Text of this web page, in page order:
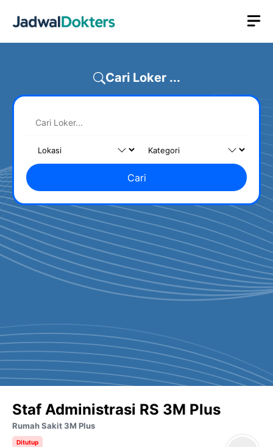
Cari Loker ...
Cari
Staf Administrasi RS 3M Plus
Rumah Sakit 3M Plus
Ditutup